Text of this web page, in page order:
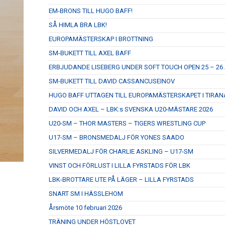
EM-BRONS TILL HUGO BAFF!
SÅ HIMLA BRA LBK!
EUROPAMÄSTERSKAP I BROTTNING
SM-BUKETT TILL AXEL BAFF
ERBJUDANDE LISEBERG UNDER SOFT TOUCH OPEN 25 – 26
SM-BUKETT TILL DAVID CASSANCUSEINOV
HUGO BAFF UTTAGEN TILL EUROPAMÄSTERSKAPET I
DAVID OCH AXEL – LBK:s SVENSKA U20-MÄSTARE 2026
U20-SM – THOR MASTERS – TIGERS WRESTLING CUP
U17-SM – BRONSMEDALJ FÖR YONES SAADO
SILVERMEDALJ FÖR CHARLIE ASKLING – U17-SM
VINST OCH FÖRLUST I LILLA FYRSTADS FÖR LBK
LBK-BROTTARE UTE PÅ LÄGER – LILLA FYRSTADS
SNART SM I HÄSSLEHOM
Årsmöte 10 februari 2026
TRÄNING UNDER HÖSTLOVET